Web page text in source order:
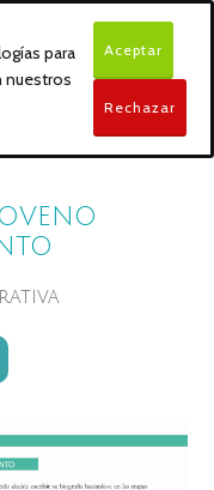
para
nuestros
Aceptar
Rechazar